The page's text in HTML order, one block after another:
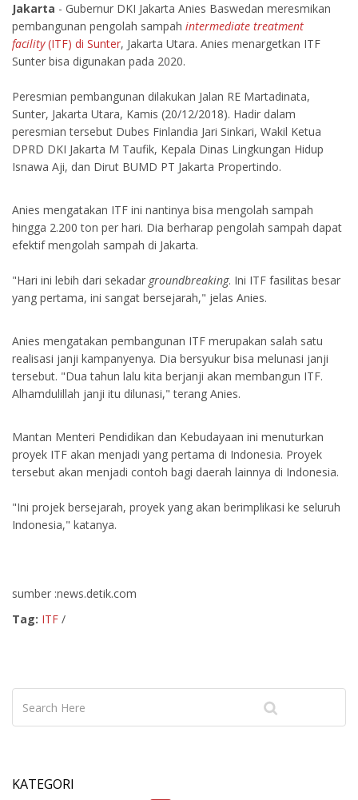
Jakarta - Gubernur DKI Jakarta Anies Baswedan meresmikan
pembangunan pengolah sampah intermediate treatment
facility(ITF) di Sunter, Jakarta Utara. Anies menargetkan ITF
Sunter bisa digunakan pada 2020.
Peresmian pembangunan dilakukan Jalan RE Martadinata,
Sunter, Jakarta Utara, Kamis (20/12/2018). Hadir dalam
peresmian tersebut Dubes Finlandia Jari Sinkari, Wakil Ketua
DPRD DKI Jakarta M Taufik, Kepala Dinas Lingkungan Hidup
Isnawa Aji, dan Dirut BUMD PT Jakarta Propertindo.
Anies mengatakan ITF ini nantinya bisa mengolah sampah
hingga 2.200 ton per hari. Dia berharap pengolah sampah dapat
efektif mengolah sampah di Jakarta.
"Hari ini lebih dari sekadar groundbreaking. Ini ITF fasilitas besar
yang pertama, ini sangat bersejarah," jelas Anies.
Anies mengatakan pembangunan ITF merupakan salah satu
realisasi janji kampanyenya. Dia bersyukur bisa melunasi janji
tersebut. "Dua tahun lalu kita berjanji akan membangun ITF.
Alhamdulillah janji itu dilunasi," terang Anies.
Mantan Menteri Pendidikan dan Kebudayaan ini menuturkan
proyek ITF akan menjadi yang pertama di Indonesia. Proyek
tersebut akan menjadi contoh bagi daerah lainnya di Indonesia.
"Ini projek bersejarah, proyek yang akan berimplikasi ke seluruh
Indonesia," katanya.
sumber :news.detik.com
Tag: ITF /
KATEGORI